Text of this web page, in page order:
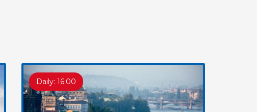
Daily: 16:00